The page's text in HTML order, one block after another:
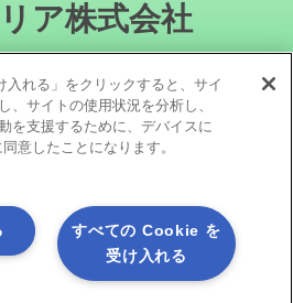
ア株式会社
ャルメディア
入れる」をクリックすると、サイ
、サイトの使用状況を分析し、
を支援するために、デバイスに
意したことになります。
すべての Cookie を
受け入れる